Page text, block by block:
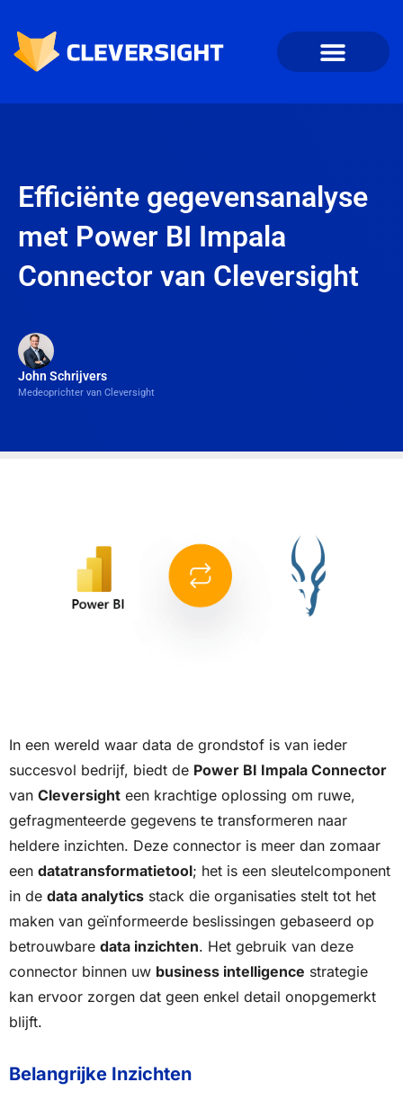
Efficiënte gegevensanalyse
met Power BI Impala
Connector van Cleversight
John Schrijvers
Medeoprichter van Cleversight
In een wereld waar data de grondstof is van ieder
succesvol bedrijf, biedt de Power BI Impala Connector
van Cleversight een krachtige oplossing om ruwe,
gefragmenteerde gegevens te transformeren naar
heldere inzichten. Deze connector is meer dan zomaar
een datatransformatietool; het is een sleutelcomponent
in de data analytics stack die organisaties stelt tot het
maken van geïnformeerde beslissingen gebaseerd op
betrouwbare data inzichten. Het gebruik van deze
connector binnen uw business intelligence strategie
kan ervoor zorgen dat geen enkel detail onopgemerkt
blijft.
Belangrijke Inzichten